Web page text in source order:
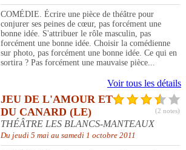
COMÉDIE. Écrire une pièce de théâtre pour
conjurer ses peines de cœur, pas forcément une
bonne idée. S'attribuer le rôle masculin, pas
forcément une bonne idée. Choisir la comédienne
sur photo, pas forcément une bonne idée. Ce qui en
sortira ? Pas forcément une mauvaise pièce...
Voir tous les détails
(2 notes)
JEU DE L'AMOUR ET
DU CANARD (LE)
THÉÂTRE LES BLANCS-MANTEAUX
Du jeudi 5 mai au samedi 1 octobre 2011